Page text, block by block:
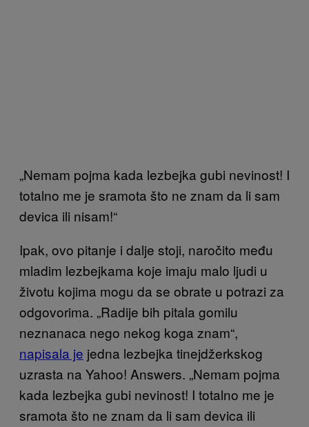
„Nemam pojma kada lezbejka gubi nevinost! I
totalno me je sramota što ne znam da li sam
devica ili nisam!“
Ipak, ovo pitanje i dalje stoji, naročito među
mladim lezbejkama koje imaju malo ljudi u
životu kojima mogu da se obrate u potrazi za
odgovorima. „Radije bih pitala gomilu
neznanaca nego nekog koga znam“,
napisala je jedna lezbejka tinejdžerkskog
uzrasta na Yahoo! Answers. „Nemam pojma
kada lezbejka gubi nevinost! I totalno me je
sramota što ne znam da li sam devica ili